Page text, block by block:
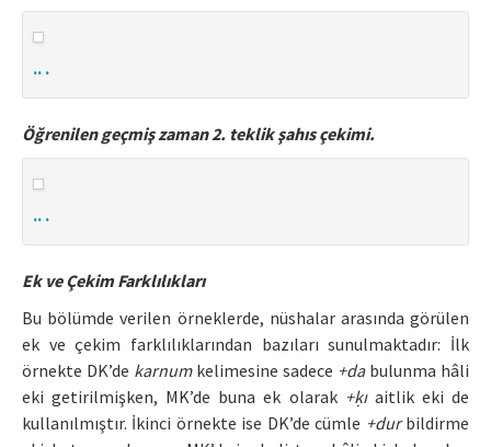
.. .
Öğrenilen geçmiş zaman 2. teklik şahıs çekimi.
.. .
Ek ve Çekim Farklılıkları
Bu bölümde verilen örneklerde, nüshalar arasında görülen
ek ve çekim farklılıklarından bazıları sunulmaktadır: İlk
örnekte DK’de karnumkelimesine sadece +dabulunma hâli
eki getirilmişken, MK’de buna ek olarak +ḳıaitlik eki de
kullanılmıştır. İkinci örnekte ise DK’de cümle +durbildirme